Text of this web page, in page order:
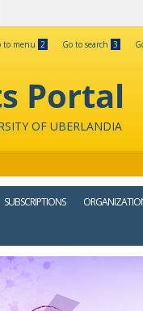
to menu 2 Go to search 3
Portal
OF UBERLANDIA
SUBSCRIPTIONS